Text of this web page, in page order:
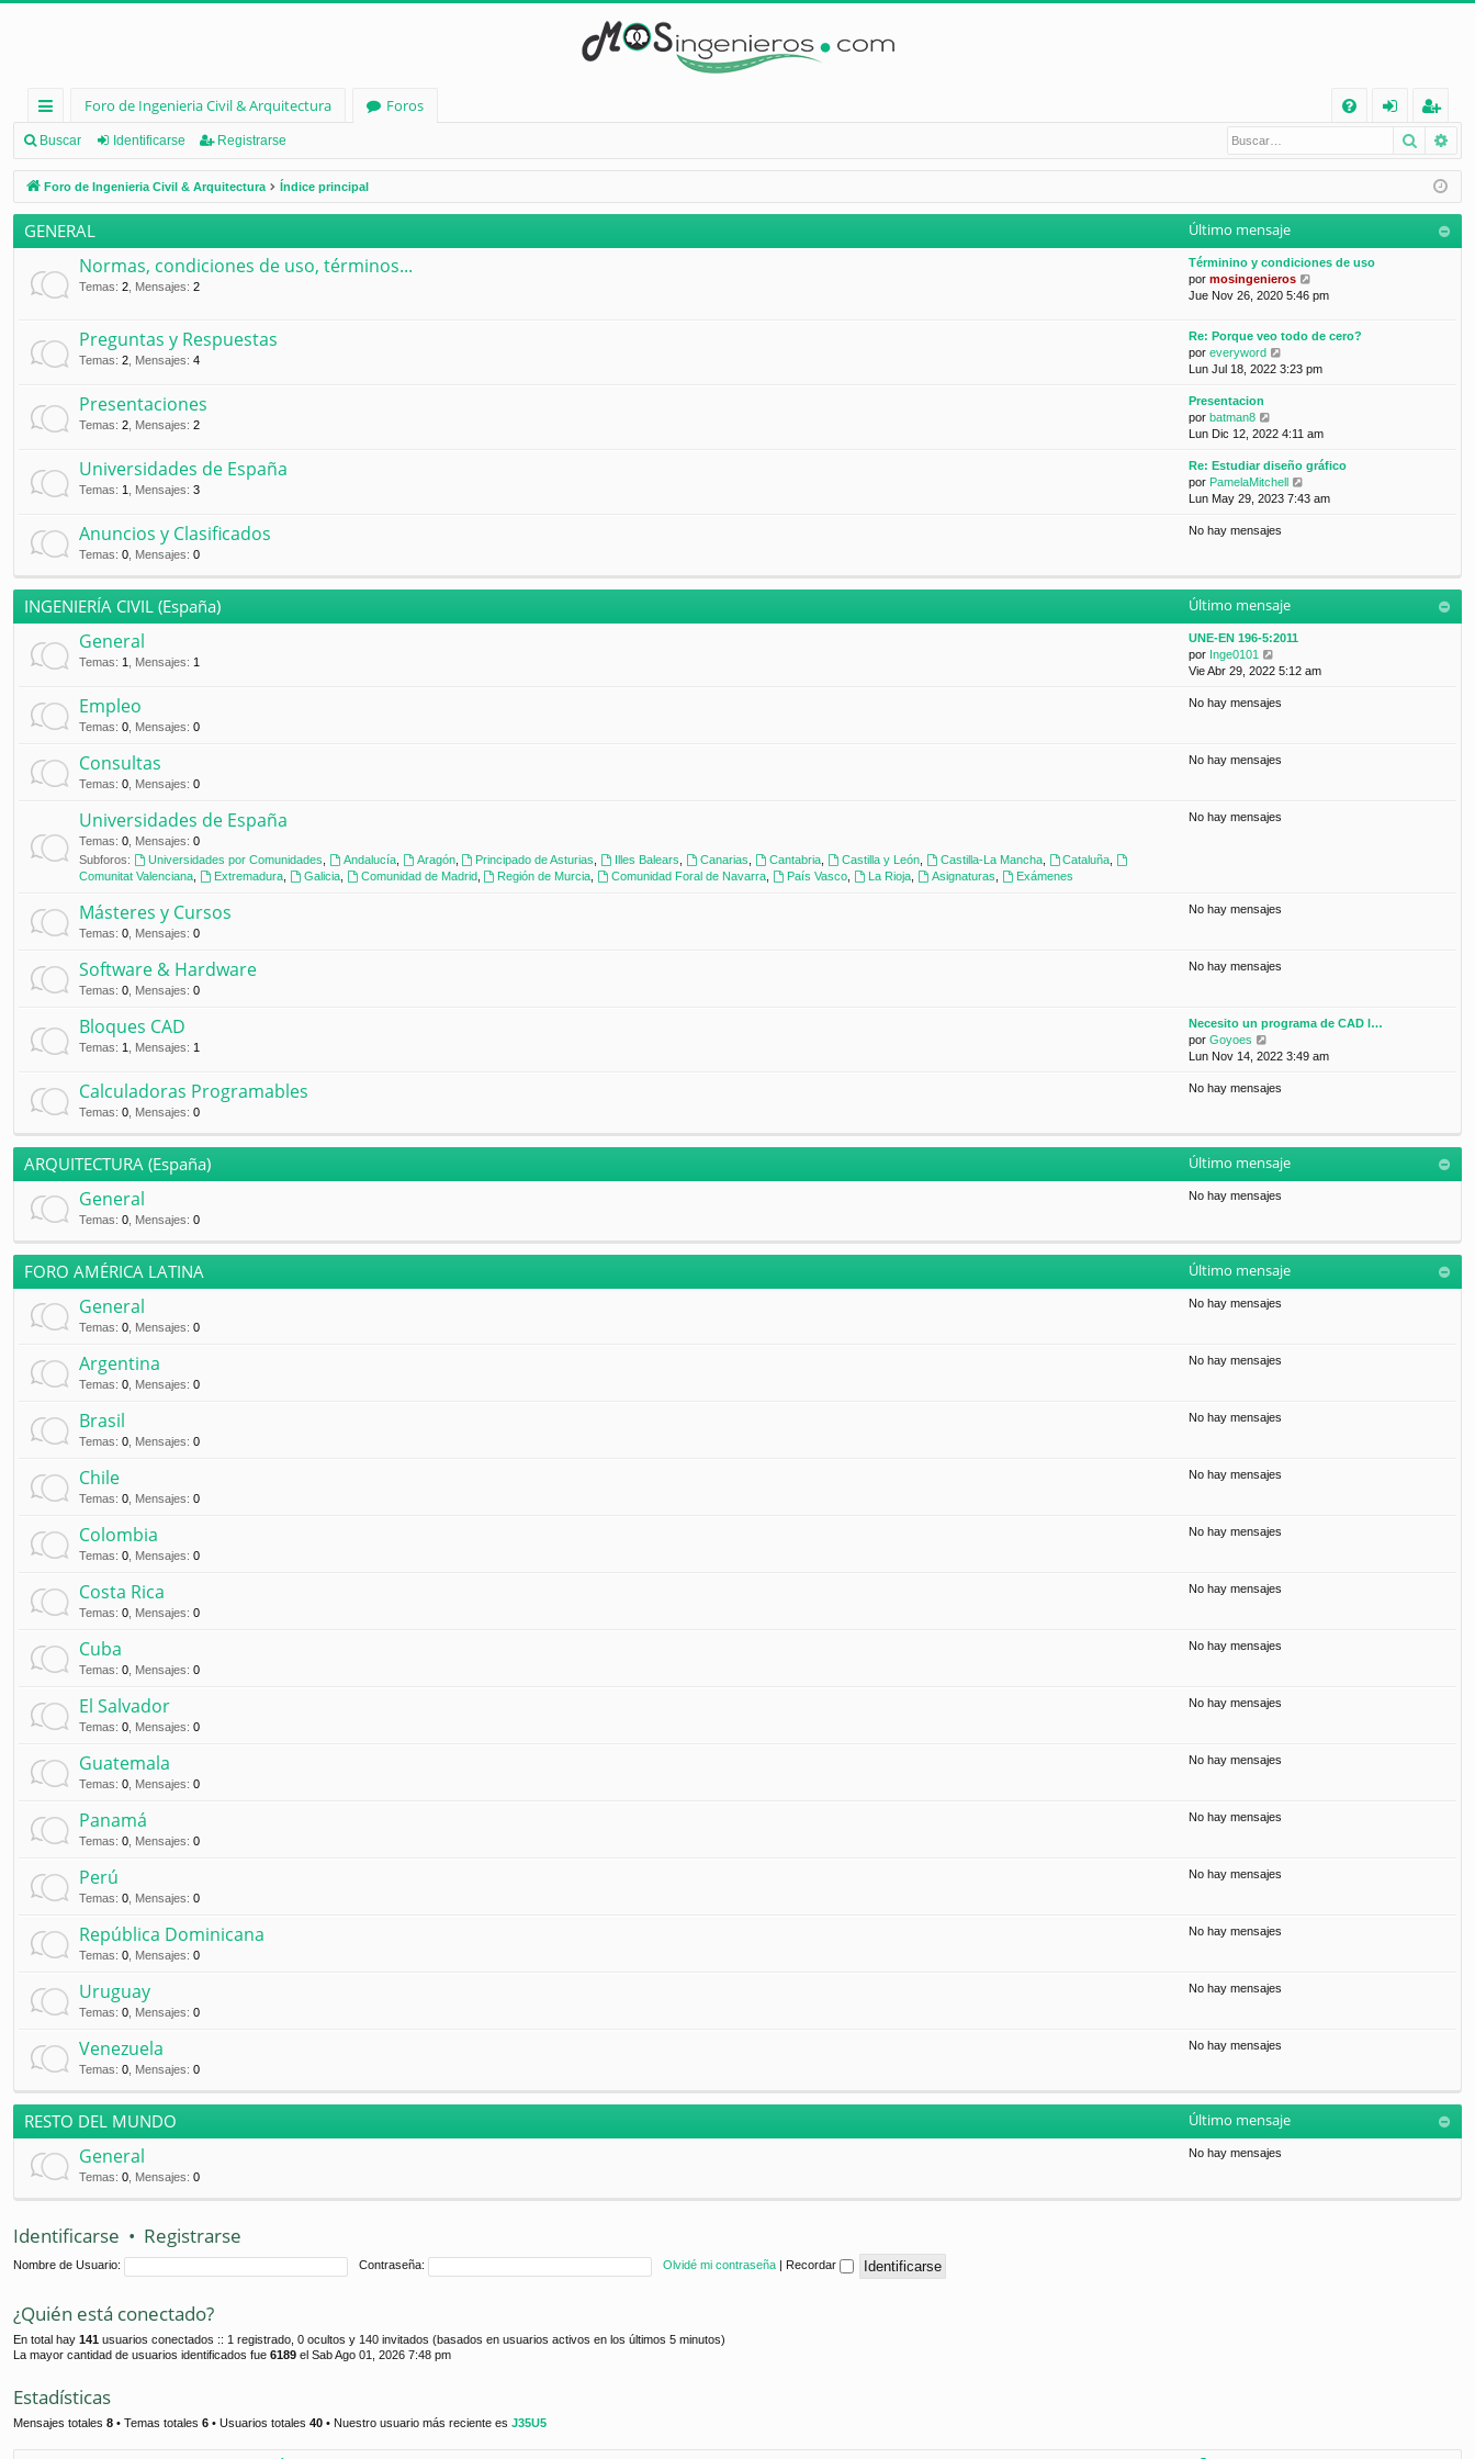
nl
ac
es
rá
pi
os
Foro de Ingenieria Civil & Arquitectura
Foros
Q
nt
ifi
eg
ist
ra
Buscar Identificarse Registrarse Buscar
Foro de Ingenieria Civil & Arquitectura Índice principal
GENERAL Último mensaje
Normas, condiciones de uso, términos...
Temas: 2 Mensajes: 2
Términino y condiciones de uso
por mosingenieros
e
l
i
e
s
Jue Nov 26, 2020 5:46 pm
Preguntas y Respuestas
Temas: 2 Mensajes: 4
Re: Porque veo todo de cero?
por everyword
e
t
m
o
m
j
e
Lun Jul 18, 2022 3:23 pm
Presentaciones
Temas: 2 Mensajes: 2
Presentacion
por batman8
e
ú
l
t
m
e
s
j
e
Lun Dic 12, 2022 4:11 am
Universidades de España
Temas: 1 Mensajes: 3
Re: Estudiar diseño gráfico
por PamelaMitchell
e
i
s
Lun May 29, 2023 7:43 am
Anuncios y Clasificados
Temas: 0 Mensajes: 0
No hay mensajes
INGENIERÍA CIVIL (España) Último mensaje
General
Temas: 1 Mensajes: 1
UNE-EN 196-5:2011
por Inge0101
e
ú
m
e
Vie Abr 29, 2022 5:12 am
Empleo
Temas: 0 Mensajes: 0
No hay mensajes
Consultas
Temas: 0 Mensajes: 0
No hay mensajes
Universidades de España
Temas: 0 Mensajes: 0
Subforos:
Universidades por Comunidades Andalucía, Aragón, Principado de Asturias Illes Balears Canarias Cantabria, Castilla y León, Castilla-La Mancha, Cataluña
Comunitat Valenciana
Extremadura, Galicia, Comunidad de Madrid, Región de Murcia Comunidad Foral de Navarra País Vasco La Rioja, Asignaturas Exámenes
No hay mensajes
Másteres y Cursos
Temas: 0 Mensajes: 0
No hay mensajes
Software & Hardware
Temas: 0 Mensajes: 0
No hay mensajes
Bloques CAD
Temas: 1 Mensajes: 1
Necesito un programa de CAD l…
por Goyoes
e
ú
i
o
e
a
j
Lun Nov 14, 2022 3:49 am
Calculadoras Programables
Temas: 0 Mensajes: 0
No hay mensajes
ARQUITECTURA (España) Último mensaje
General
Temas: 0 Mensajes: 0
No hay mensajes
FORO AMÉRICA LATINA Último mensaje
General
Temas: 0 Mensajes: 0
No hay mensajes
Argentina
Temas: 0 Mensajes: 0
No hay mensajes
Brasil
Temas: 0 Mensajes: 0
No hay mensajes
Chile
Temas: 0 Mensajes: 0
No hay mensajes
Colombia
Temas: 0 Mensajes: 0
No hay mensajes
Costa Rica
Temas: 0 Mensajes: 0
No hay mensajes
Cuba
Temas: 0 Mensajes: 0
No hay mensajes
El Salvador
Temas: 0 Mensajes: 0
No hay mensajes
Guatemala
Temas: 0 Mensajes: 0
No hay mensajes
Panamá
Temas: 0 Mensajes: 0
No hay mensajes
Perú
Temas: 0 Mensajes: 0
No hay mensajes
República Dominicana
Temas: 0 Mensajes: 0
No hay mensajes
Uruguay
Temas: 0 Mensajes: 0
No hay mensajes
Venezuela
Temas: 0 Mensajes: 0
No hay mensajes
RESTO DEL MUNDO Último mensaje
General
Temas: 0 Mensajes: 0
No hay mensajes
Identificarse • Registrarse
Nombre de Usuario: Contraseña: Olvidé mi contraseña Recordar
¿Quién está conectado?
En total hay 141 usuarios conectados :: 1 registrado, 0 ocultos y 140 invitados (basados en usuarios activos en los últimos 5 minutos)
La mayor cantidad de usuarios identificados fue 6189 el Sab Ago 01, 2026 7:48 pm
Estadísticas
Mensajes totales 8 • Temas totales 6 • Usuarios totales 40 • Nuestro usuario más reciente es J35U5